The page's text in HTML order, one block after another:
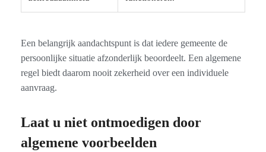
Een belangrijk aandachtspunt is dat iedere gemeente de
persoonlijke situatie afzonderlijk beoordeelt. Een algemene
regel biedt daarom nooit zekerheid over een individuele
aanvraag.
Laat u niet ontmoedigen door
algemene voorbeelden